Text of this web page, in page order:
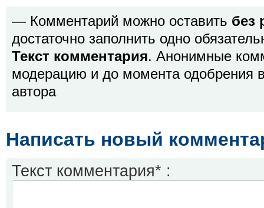
— Комментарий можно оставить без
достаточно заполнить одно
Текст комментария. Анонимные
модерацию и до момента одобрения
автора
Написать новый
Текст комментария* :